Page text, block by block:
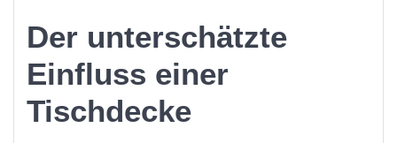
Der unterschätzte
Einfluss einer
Tischdecke